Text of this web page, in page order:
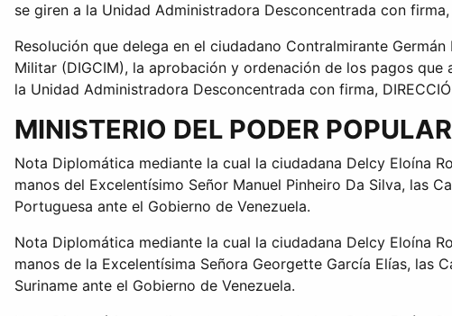
se giren a la Unidad Administradora Desconcentrada con firma,
Resolución que delega en el ciudadano Contralmirante
Militar (DIGCIM), la aprobación y ordenación de los pagos
la Unidad Administradora Desconcentrada con firma,
MINISTERIO DEL PODER
Nota Diplomática mediante la cual la ciudadana Delcy Eloína
manos del Excelentísimo Señor Manuel Pinheiro Da Silva, las
Portuguesa ante el Gobierno de Venezuela.
Nota Diplomática mediante la cual la ciudadana Delcy Eloína
manos de la Excelentísima Señora Georgette García Elías,
Suriname ante el Gobierno de Venezuela.